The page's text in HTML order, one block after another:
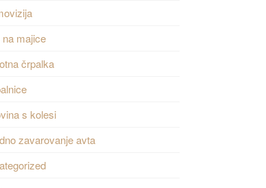
majice
črpalka
s kolesi
zavarovanje avta